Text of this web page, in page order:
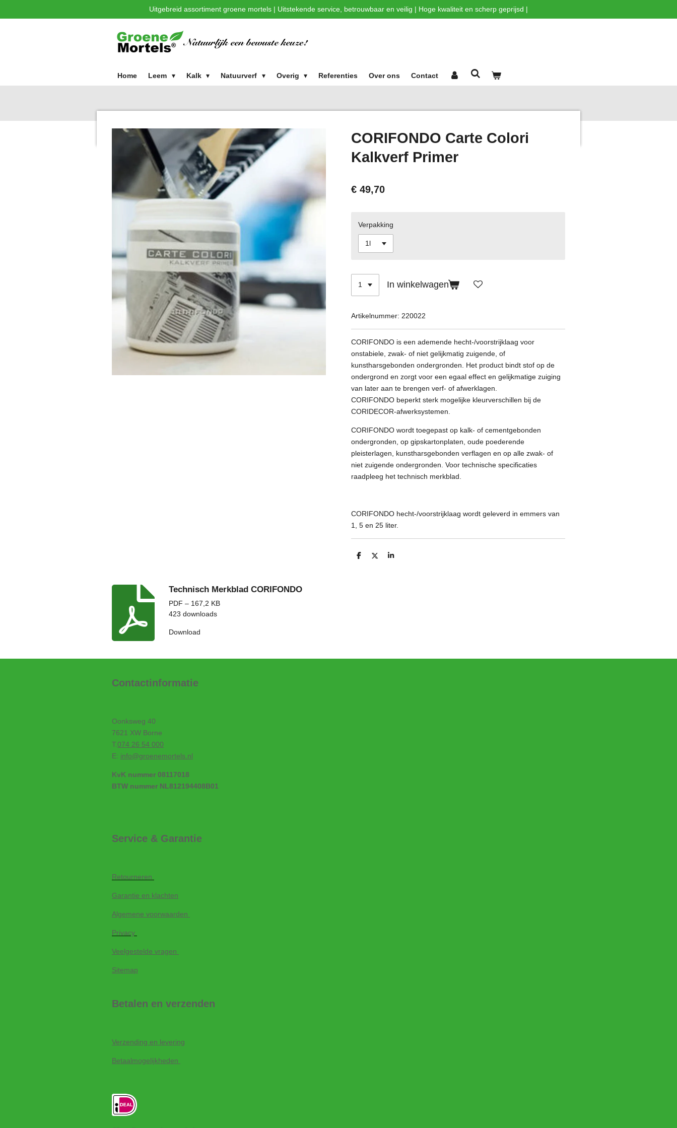
Uitgebreid assortiment groene mortels | Uitstekende service, betrouwbaar en veilig | Hoge kwaliteit en scherp geprijsd |
Home Leem Kalk Natuurverf Overig Referenties Over ons Contact
CORIFONDO Carte Colori
Kalkverf Primer
€ 49,70
Verpakking
In winkelwagen
Artikelnummer: 220022
CORIFONDO is een ademende hecht-/voorstrijklaag voor
onstabiele, zwak- of niet gelijkmatig zuigende, of
kunstharsgebonden ondergronden. Het product bindt stof op de
ondergrond en zorgt voor een egaal effect en gelijkmatige zuiging
van later aan te brengen verf- of afwerklagen.
CORIFONDO beperkt sterk mogelijke kleurverschillen bij de
CORIDECOR-afwerksystemen.
CORIFONDO wordt toegepast op kalk- of cementgebonden
ondergronden, op gipskartonplaten, oude poederende
pleisterlagen, kunstharsgebonden verflagen en op alle zwak- of
niet zuigende ondergronden. Voor technische specificaties
raadpleeg het technisch merkblad.
CORIFONDO hecht-/voorstrijklaag wordt geleverd in emmers van
1, 5 en 25 liter.
D
D
S
Technisch Merkblad CORIFONDO
PDF – 167,2 KB
423 downloads
Download
Contactinformatie
Oonksweg 40
7621 XW Borne
T.074 26 54 000
E: info@groenemortels.nl
KvK nummer 08117018
BTW nummer NL812194408B01
Service & Garantie
Retourneren
Garantie en klachten
Algemene voorwaarden
Privacy
Veelgestelde vragen
Sitemap
Betalen en verzenden
Verzending en levering
Betaalmogelijkheden